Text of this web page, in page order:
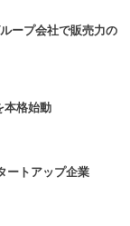
ープ会社で販売力の
本格始動
ートアップ企業